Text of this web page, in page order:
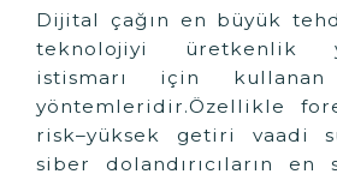
Dijital çağın en büyük
teknolojiyi üretkenlik
istismarı için kullanan
yöntemleridir.Özellikle
risk–yüksek getiri vaadi
siber dolandırıcıların en